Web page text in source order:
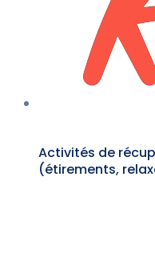
Activités de
(étirements,